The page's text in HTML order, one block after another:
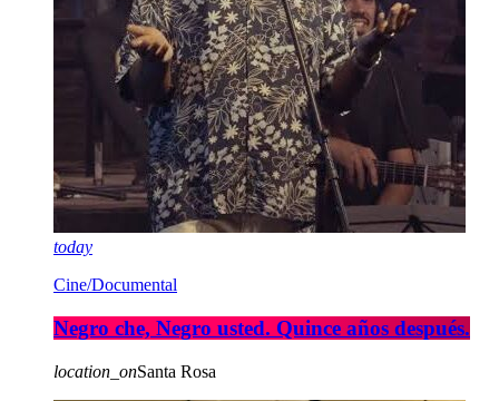
today
Cine/Documental
Negro che, Negro usted. Quince años después.
location_onSanta Rosa